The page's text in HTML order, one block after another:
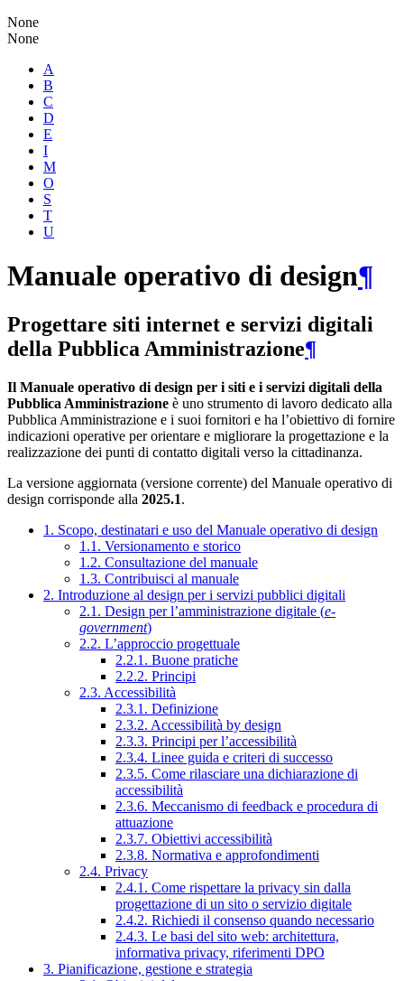
None
None
A
B
C
D
E
I
M
O
S
T
U
Manuale operativo di design¶
Progettare siti internet e servizi digitali
della Pubblica Amministrazione¶
Il Manuale operativo di design per i siti e i servizi digitali della
Pubblica Amministrazione è uno strumento di lavoro dedicato alla
Pubblica Amministrazione e i suoi fornitori e ha l’obiettivo di fornire
indicazioni operative per orientare e migliorare la progettazione e la
realizzazione dei punti di contatto digitali verso la cittadinanza.
La versione aggiornata (versione corrente) del Manuale operativo di
design corrisponde alla 2025.1.
1. Scopo, destinatari e uso del Manuale operativo di design
1.1. Versionamento e storico
1.2. Consultazione del manuale
1.3. Contribuisci al manuale
2. Introduzione al design per i servizi pubblici digitali
2.1. Design per l’amministrazione digitale (e-
government)
2.2. L’approccio progettuale
2.2.1. Buone pratiche
2.2.2. Principi
2.3. Accessibilità
2.3.1. Definizione
2.3.2. Accessibilità by design
2.3.3. Principi per l’accessibilità
2.3.4. Linee guida e criteri di successo
2.3.5. Come rilasciare una dichiarazione di
accessibilità
2.3.6. Meccanismo di feedback e procedura di
attuazione
2.3.7. Obiettivi accessibilità
2.3.8. Normativa e approfondimenti
2.4. Privacy
2.4.1. Come rispettare la privacy sin dalla
progettazione di un sito o servizio digitale
2.4.2. Richiedi il consenso quando necessario
2.4.3. Le basi del sito web: architettura,
informativa privacy, riferimenti DPO
3. Pianificazione, gestione e strategia